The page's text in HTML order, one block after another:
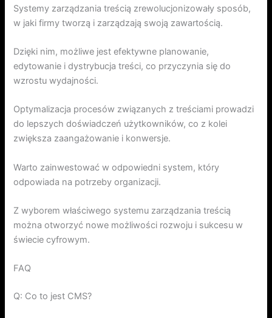
Systemy zarządzania treścią zrewolucjonizowały sposób,
w jaki firmy tworzą i zarządzają swoją zawartością.
Dzięki nim, możliwe jest efektywne planowanie,
edytowanie i dystrybucja treści, co przyczynia się do
wzrostu wydajności.
Optymalizacja procesów związanych z treściami prowadzi
do lepszych doświadczeń użytkowników, co z kolei
zwiększa zaangażowanie i konwersje.
Warto zainwestować w odpowiedni system, który
odpowiada na potrzeby organizacji.
Z wyborem właściwego systemu zarządzania treścią
można otworzyć nowe możliwości rozwoju i sukcesu w
świecie cyfrowym.
FAQ
Q: Co to jest CMS?